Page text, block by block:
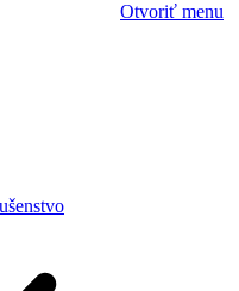
Otvoriť menu